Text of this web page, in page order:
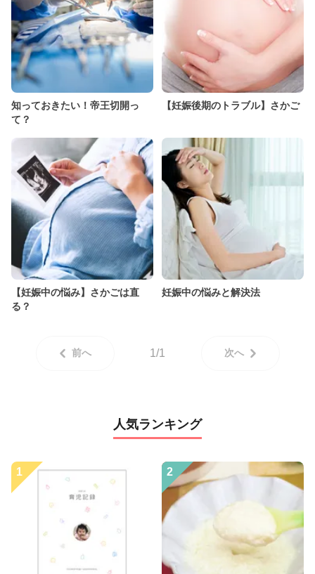
知っておきたい！帝王切開っ
て？
【妊娠後期のトラブル】さかご
【妊娠中の悩み】さかごは直
る？
妊娠中の悩みと解決法
前へ 1/1 次へ
人気ランキング
1 2